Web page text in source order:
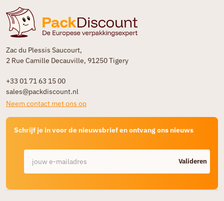
Zac du Plessis Saucourt,
2 Rue Camille Decauville, 91250 Tigery
+33 01 71 63 15 00
sales@packdiscount.nl
Neem contact met ons op
Schrijf je in voor de nieuwsbrief en ontvang ons nieuws
Valideren